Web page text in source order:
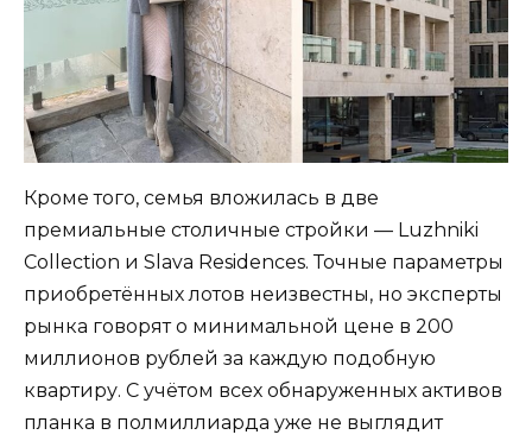
Кроме того, семья вложилась в две
премиальные столичные стройки — Luzhniki
Collection и Slava Residences. Точные параметры
приобретённых лотов неизвестны, но эксперты
рынка говорят о минимальной цене в 200
миллионов рублей за каждую подобную
квартиру. С учётом всех обнаруженных активов
планка в полмиллиарда уже не выглядит